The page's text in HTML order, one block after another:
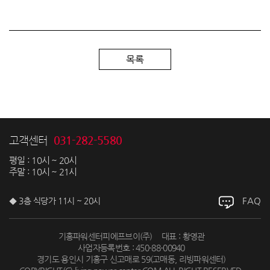
목록
고객센터 031-282-5580
평일 : 10시 ~ 20시
주말 : 10시 ~ 21시
◆ 3층 식당가 11시 ~ 20시 FAQ
기흥파워센터피에프브이(주)
대표 : 황영관
사업자등록번호 : 450-88-00940
경기도 용인시 기흥구 신고매로 59(고매동, 리빙파워센터)